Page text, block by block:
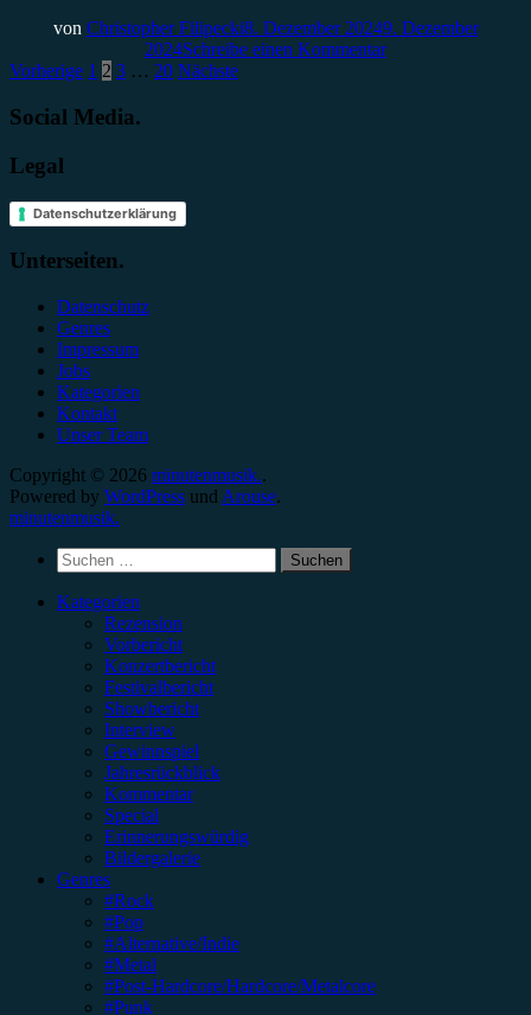
von Christopher Filipecki8. Dezember 20249. Dezember
2024Schreibe einen Kommentar
Seitennummerierung
Beiträge
Vorherige 1 2 3 … 20 Nächste
Social Media.
Legal
Datenschutzerklärung
Unterseiten.
Datenschutz
Genres
Impressum
Jobs
Kategorien
Kontakt
Unser Team
Copyright © 2026 minutenmusik..
Powered by WordPress und Arouse.
minutenmusik.
Suchen
nach:
Kategorien
Rezension
Vorbericht
Konzertbericht
Festivalbericht
Showbericht
Interview
Gewinnspiel
Jahresrückblick
Kommentar
Special
Erinnerungswürdig
Bildergalerie
Genres
#Rock
#Pop
#Alternative/Indie
#Metal
#Post-Hardcore/Hardcore/Metalcore
#Punk